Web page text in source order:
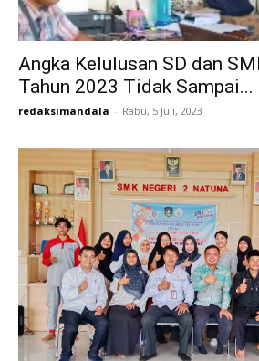
Angka Kelulusan SD dan
Tahun 2023 Tidak Sampai...
redaksimandala - Rabu, 5 Juli, 2023